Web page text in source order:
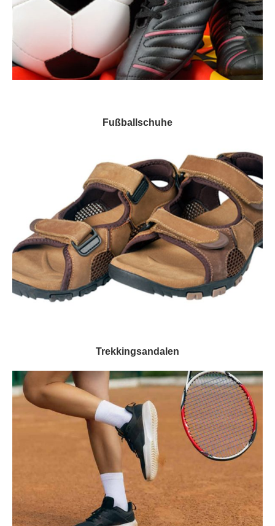
Fußballschuhe
Trekkingsandalen